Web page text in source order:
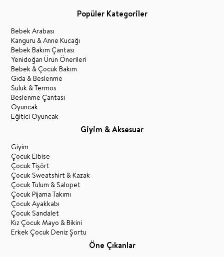
Popüler Kategoriler
Bebek Arabası
Kanguru & Anne Kucağı
Bebek Bakım Çantası
Yenidoğan Ürün Önerileri
Bebek & Çocuk Bakım
Gıda & Beslenme
Suluk & Termos
Beslenme Çantası
Oyuncak
Eğitici Oyuncak
Giyim & Aksesuar
Giyim
Çocuk Elbise
Çocuk Tişört
Çocuk Sweatshirt & Kazak
Çocuk Tulum & Salopet
Çocuk Pijama Takımı
Çocuk Ayakkabı
Çocuk Sandalet
Kız Çocuk Mayo & Bikini
Erkek Çocuk Deniz Şortu
Öne Çıkanlar